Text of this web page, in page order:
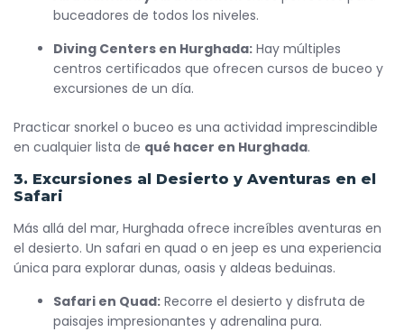
buceadores de todos los niveles.
Diving Centers en Hurghada: Hay múltiples
centros certificados que ofrecen cursos de buceo y
excursiones de un día.
Practicar snorkel o buceo es una actividad imprescindible
en cualquier lista de qué hacer en Hurghada.
3. Excursiones al Desierto y Aventuras en el
Safari
Más allá del mar, Hurghada ofrece increíbles aventuras en
el desierto. Un safari en quad o en jeep es una experiencia
única para explorar dunas, oasis y aldeas beduinas.
Safari en Quad: Recorre el desierto y disfruta de
paisajes impresionantes y adrenalina pura.